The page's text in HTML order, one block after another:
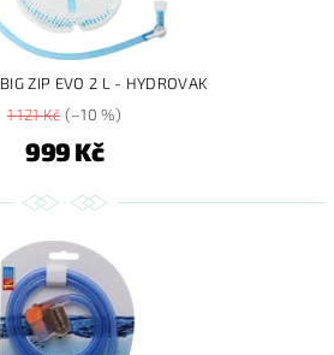
ZIP EVO 2 L - HYDROVAK
1 121 Kč(–10 %)
999 Kč